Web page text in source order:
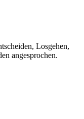
Losgehen,
angesprochen.